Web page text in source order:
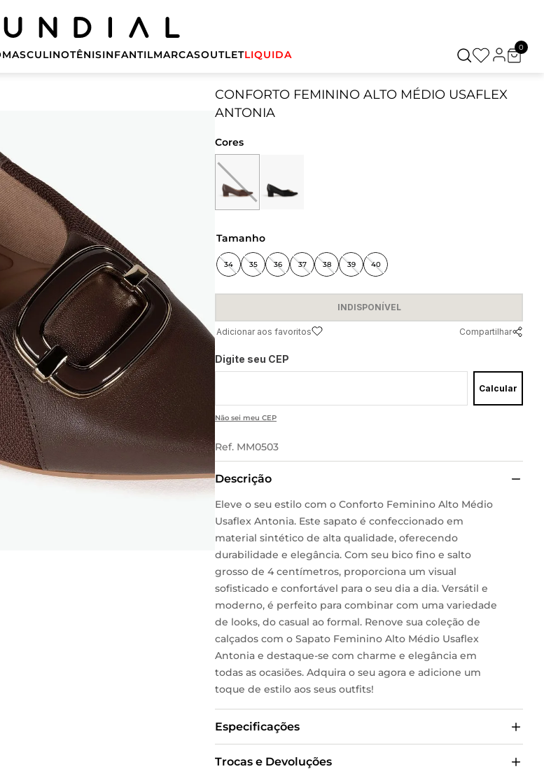
MASCULINOTÊNISINFANTILMARCASOUTLETLIQUIDA
0
CONFORTO FEMININO ALTO MÉDIO USAFLEX
ANTONIA
Cores
tamanho
34 35 36 37 38 39 40
INDISPONÍVEL
Compartilhar
Digite seu CEP
Calcular
Não sei meu CEP
Ref. MM0503
Descrição
Eleve o seu estilo com o Conforto Feminino Alto Médio
Usaflex Antonia. Este sapato é confeccionado em
material sintético de alta qualidade, oferecendo
durabilidade e elegância. Com seu bico fino e salto
grosso de 4 centímetros, proporciona um visual
sofisticado e confortável para o seu dia a dia. Versátil e
moderno, é perfeito para combinar com uma variedade
de looks, do casual ao formal. Renove sua coleção de
calçados com o Sapato Feminino Alto Médio Usaflex
Antonia e destaque-se com charme e elegância em
todas as ocasiões. Adquira o seu agora e adicione um
toque de estilo aos seus outfits!
Especificações
Trocas e Devoluções